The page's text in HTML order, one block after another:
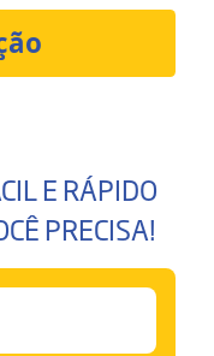
E RÁPIDO
PRECISA!